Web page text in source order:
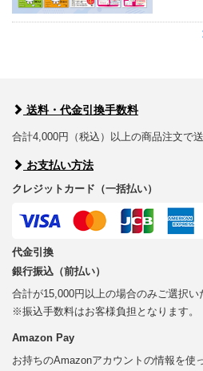
送料・代金引換手数料
合計4,000円（税込）以上の商品注文で
お支払い方法
クレジットカード（一括払い）
代金引換
銀行振込（前払い）
合計が15,000円以上の場合のみご選択い
※振込手数料はお客様負担となります。
Amazon Pay
お持ちのAmazonアカウントの情報を使